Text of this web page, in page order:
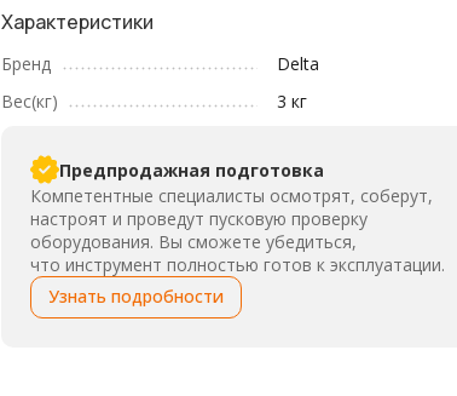
Характеристики
Бренд
Delta
Вес(кг)
3 кг
Предпродажная подготовка
Компетентные специалисты осмотрят, соберут,
настроят и проведут пусковую проверку
оборудования. Вы сможете убедиться,
что инструмент полностью готов к эксплуатации.
Узнать подробности